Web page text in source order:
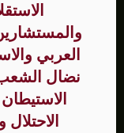
العربي
نضال